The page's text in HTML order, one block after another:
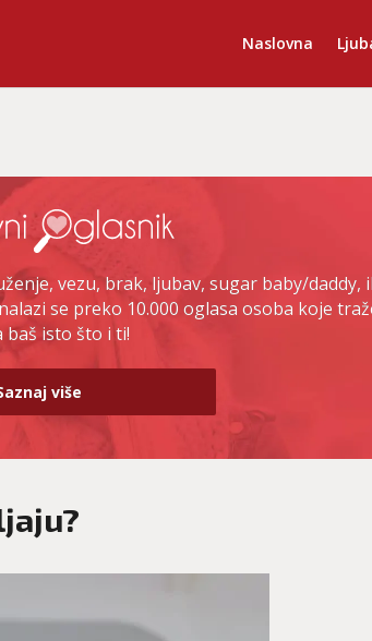
Naslovna
vezu, brak, ljubav, sugar baby/daddy,
se preko 10.000 oglasa osoba koje
baš isto što i ti!
više